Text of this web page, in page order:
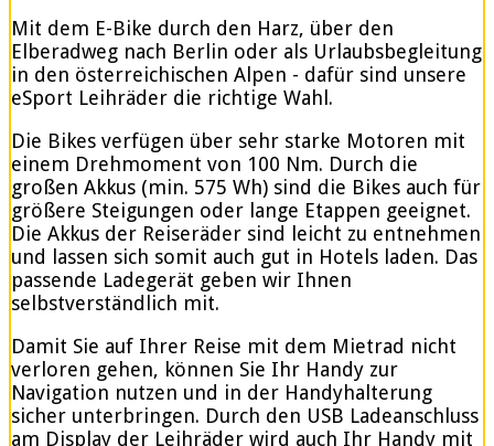
Mit dem E-Bike durch den Harz, über den
Elberadweg nach Berlin oder als Urlaubsbegleitung
in den österreichischen Alpen - dafür sind unsere
eSport Leihräder die richtige Wahl.
Die Bikes verfügen über sehr starke Motoren mit
einem Drehmoment von 100 Nm. Durch die
großen Akkus (min. 575 Wh) sind die Bikes auch für
größere Steigungen oder lange Etappen geeignet.
Die Akkus der Reiseräder sind leicht zu entnehmen
und lassen sich somit auch gut in Hotels laden. Das
passende Ladegerät geben wir Ihnen
selbstverständlich mit.
Damit Sie auf Ihrer Reise mit dem Mietrad nicht
verloren gehen, können Sie Ihr Handy zur
Navigation nutzen und in der Handyhalterung
sicher unterbringen. Durch den USB Ladeanschluss
am Display der Leihräder wird auch Ihr Handy mit